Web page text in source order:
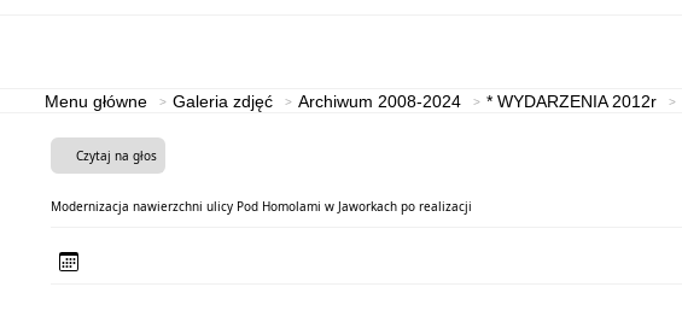
Menu główne Galeria zdjęć Archiwum 2008-2024 * WYDARZENIA 2012r
Czytaj na głos
Modernizacja nawierzchni ulicy Pod Homolami w Jaworkach po realizacji